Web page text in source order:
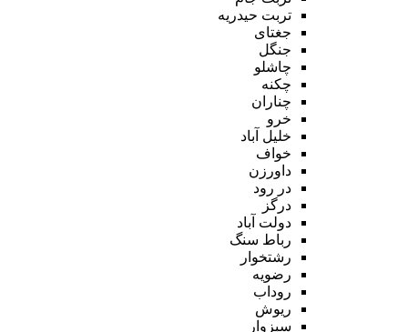
تربت حیدریه
جغتای
جنگل
چاشلو
چکنه
چناران
خرو
خلیل آباد
خواف
داورزن
در رود
درگز
دولت آباد
رباط سنگ
رشتخوار
رضویه
روداب
ریوش
سبزوار